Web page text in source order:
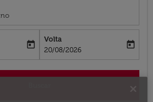
date-aria-label
today
Volta
fc-booking-return-date-aria-label
20/08/2026
today